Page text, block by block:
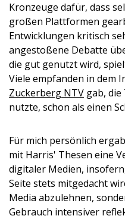
Kronzeuge dafür, dass
großen Plattformen
Entwicklungen kritisch
angestoßene Debatte
die gut genutzt wird,
Viele empfanden in dem
Zuckerberg NTV gab,
nutzte, schon als einen
Für mich persönlich
mit Harris' Thesen eine
digitaler Medien,
Seite stets mitgedacht
Media abzulehnen,
Gebrauch intensiver